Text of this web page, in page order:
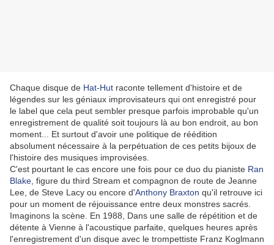
Chaque disque de Hat-Hut raconte tellement d'histoire et de
légendes sur les géniaux improvisateurs qui ont enregistré pour
le label que cela peut sembler presque parfois improbable qu'un
enregistrement de qualité soit toujours là au bon endroit, au bon
moment... Et surtout d'avoir une politique de réédition
absolument nécessaire à la perpétuation de ces petits bijoux de
l'histoire des musiques improvisées.
C'est pourtant le cas encore une fois pour ce duo du pianiste Ran
Blake , figure du third Stream et compagnon de route de Jeanne
Lee, de Steve Lacy ou encore d'Anthony Braxton qu'il retrouve ici
pour un moment de réjouissance entre deux monstres sacrés.
Imaginons la scène. En 1988, Dans une salle de répétition et de
détente à Vienne à l'acoustique parfaite, quelques heures après
l'enregistrement d'un disque avec le trompettiste Franz Koglmann